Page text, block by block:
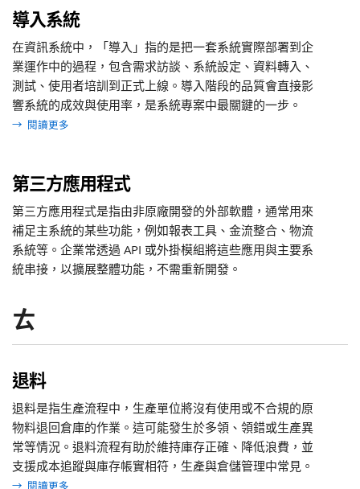
導入系統
在資訊系統中，「導入」指的是把一套系統實際部署到企
業運作中的過程，包含需求訪談、系統設定、資料轉入、
測試、使用者培訓到正式上線。導入階段的品質會直接影
響系統的成效與使用率，是系統專案中最關鍵的一步。
→ 閱讀更多
第三方應用程式
第三方應用程式是指由非原廠開發的外部軟體，通常用來
補足主系統的某些功能，例如報表工具、金流整合、物流
系統等。企業常透過 API 或外掛模組將這些應用與主要系
統串接，以擴展整體功能，不需重新開發。
ㄊ
退料
退料是指生產流程中，生產單位將沒有使用或不合規的原
物料退回倉庫的作業。這可能發生於多領、領錯或生產異
常等情況。退料流程有助於維持庫存正確、降低浪費，並
支援成本追蹤與庫存帳實相符，生產與倉儲管理中常見。
→ 閱讀更多